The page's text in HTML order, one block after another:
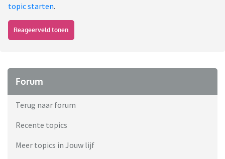
topic starten.
Reageerveld tonen
Forum
Terug naar forum
Recente topics
Meer topics in Jouw lijf